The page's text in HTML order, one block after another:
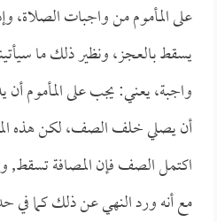
على المأموم من واجبات الصلاة،
يسقط بالعجز، ونظير ذلك ما
واجبة، يعني: يجب على المأموم
أن يصلي خلف الصف، لكن هذه
اكتمل الصف فإن المصافة
مع أنه ورد النهي عن ذلك كما